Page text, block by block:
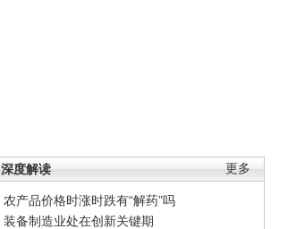
更多
深度解读
农产品价格时涨时跌有“解药”吗
装备制造业处在创新关键期